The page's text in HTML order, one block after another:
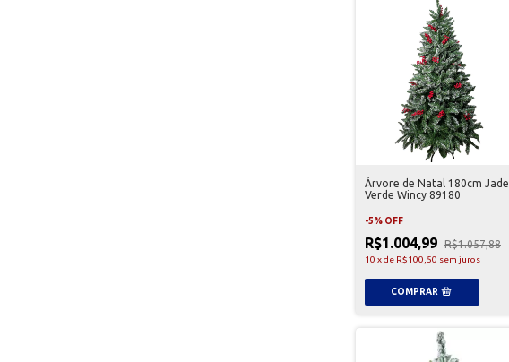
Árvore de Natal 180cm Jade
Verde Wincy 89180
-5% OFF
R$1.004,99 R$1.057,88
10 xde R$100,50 sem juros